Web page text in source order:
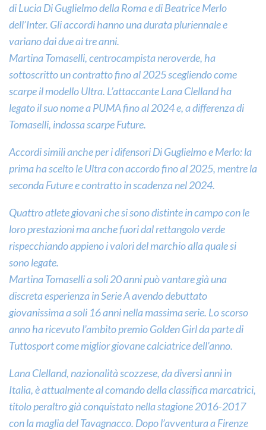
di Lucia Di Guglielmo della Roma e di Beatrice Merlo
dell’Inter. Gli accordi hanno una durata pluriennale e
variano dai due ai tre anni.
Martina Tomaselli, centrocampista neroverde, ha
sottoscritto un contratto fino al 2025 scegliendo come
scarpe il modello Ultra. L’attaccante Lana Clelland ha
legato il suo nome a PUMA fino al 2024 e, a differenza di
Tomaselli, indossa scarpe Future.
Accordi simili anche per i difensori Di Guglielmo e Merlo: la
prima ha scelto le Ultra con accordo fino al 2025, mentre la
seconda Future e contratto in scadenza nel 2024.
Quattro atlete giovani che si sono distinte in campo con le
loro prestazioni ma anche fuori dal rettangolo verde
rispecchiando appieno i valori del marchio alla quale si
sono legate.
Martina Tomaselli a soli 20 anni può vantare già una
discreta esperienza in Serie A avendo debuttato
giovanissima a soli 16 anni nella massima serie. Lo scorso
anno ha ricevuto l’ambito premio Golden Girl da parte di
Tuttosport come miglior giovane calciatrice dell’anno.
Lana Clelland, nazionalità scozzese, da diversi anni in
Italia, è attualmente al comando della classifica marcatrici,
titolo peraltro già conquistato nella stagione 2016-2017
con la maglia del Tavagnacco. Dopo l’avventura a Firenze